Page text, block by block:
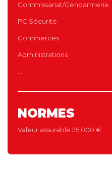
Commissariat/Gendarmerie
PC Sécurité
Commerces
Administrations
NORMES
Valeur assurable 25 000 €